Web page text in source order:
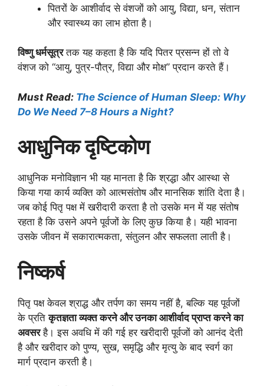
पितरों के आशीर्वाद से वंशजों को आयु, विद्या, धन, संतान
और स्वास्थ्य का लाभ होता है।
विष्णु धर्मसूत्रतक यह कहता है कि यदि पितर प्रसन्न हों तो वे
वंशज को “आयु, पुत्र-पौत्र, विद्या और मोक्ष” प्रदान करते हैं।
Must Read: The Science of Human Sleep: Why
Do We Need 7–8 Hours a Night?
आधुनिक दृष्टिकोण
आधुनिक मनोविज्ञान भी यह मानता है कि श्रद्धा और आस्था से
किया गया कार्य व्यक्ति को आत्मसंतोष और मानसिक शांति देता है।
जब कोई पितृ पक्ष में खरीदारी करता है तो उसके मन में यह संतोष
रहता है कि उसने अपने पूर्वजों के लिए कुछ किया है। यही भावना
उसके जीवन में सकारात्मकता, संतुलन और सफलता लाती है।
निष्कर्ष
पितृ पक्ष केवल श्राद्ध और तर्पण का समय नहीं है, बल्कि यह पूर्वजों
के प्रतिकृतज्ञता व्यक्त करने और उनका आशीर्वाद प्राप्त करने का
अवसरहै। इस अवधि में की गई हर खरीदारी पूर्वजों को आनंद देती
है और खरीदार को पुण्य, सुख, समृद्धि और मृत्यु के बाद स्वर्ग का
मार्ग प्रदान करती है।